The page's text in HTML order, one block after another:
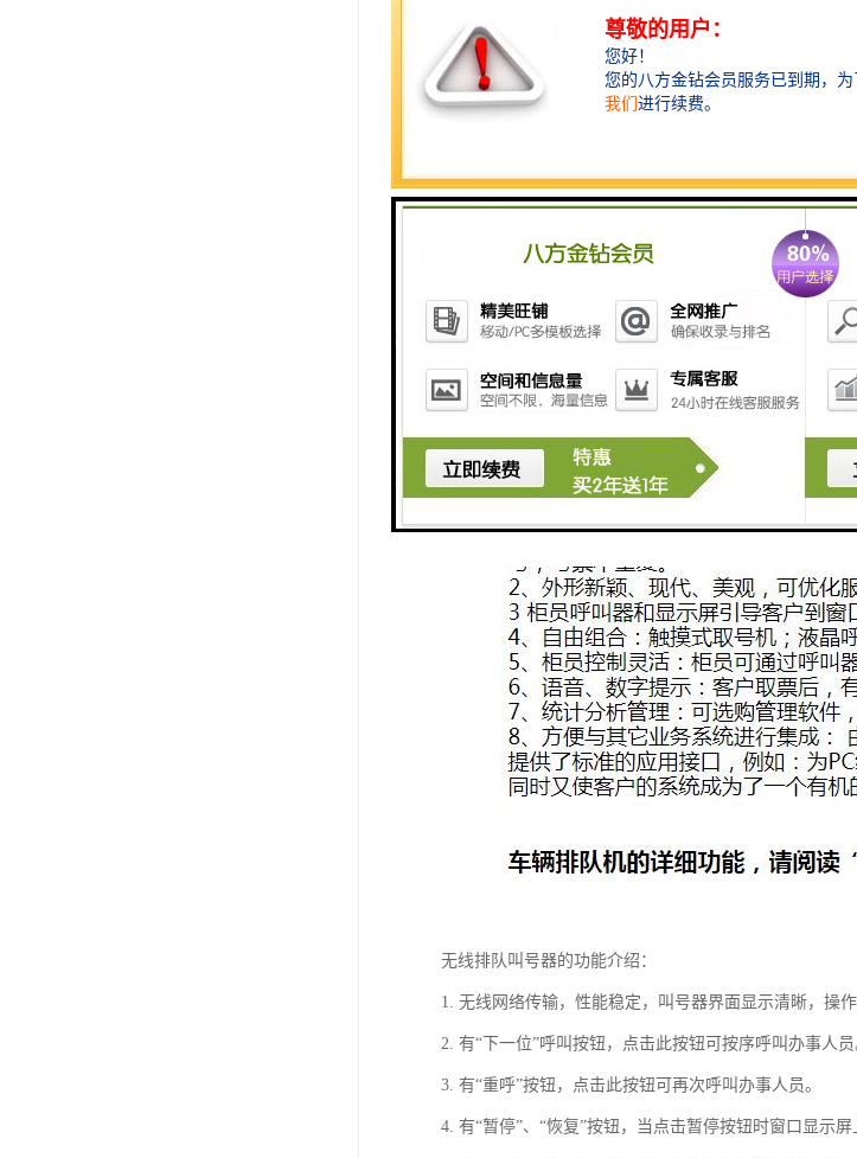
４、通讯控制连接器
为了方便给柜员显示屏、操作键盘供电和连接，特设计
无线排队叫号器的功能介绍：
1. 无线网络传输，性能稳定，叫号器界面显示清晰，操作
2. 有“下一位”呼叫按钮，点击此按钮可按序呼叫办事人员
3. 有“重呼”按钮，点击此按钮可再次呼叫办事人员。
4. 有“暂停”、“恢复”按钮，当点击暂停按钮时窗口显示屏